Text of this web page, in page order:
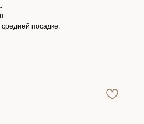
посадке.